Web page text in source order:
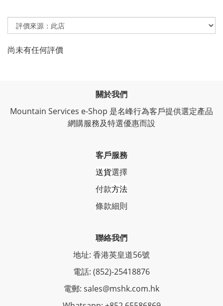
尚未有任何評價
關於我們
Mountain Services e-Shop 是名峰行為客戶提供選定產品
網購服務及特選優惠而設
客戶服務
送貨選擇
付款方法
條款細則
聯絡我們
地址: 香港英皇道56號
電話: (852)-25418876
電郵: sales@mshk.com.hk